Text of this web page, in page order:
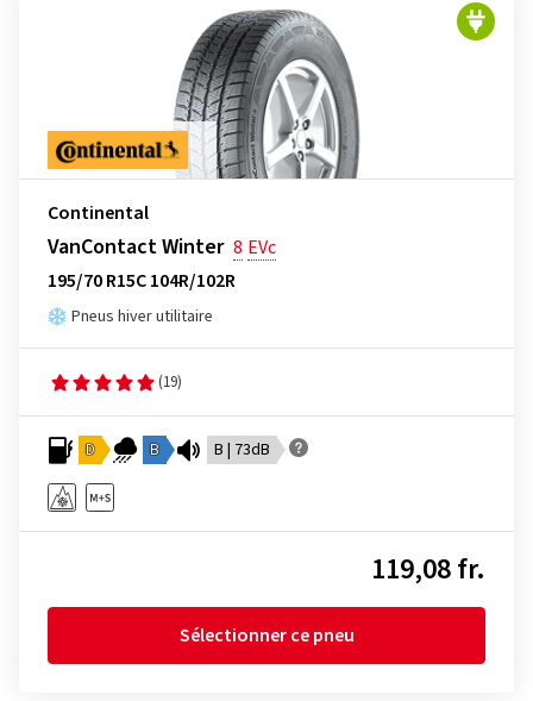
Continental
VanContact Winter 8 EVc
195/70 R15C 104R/102R
Pneus hiver utilitaire
(19)
D B B | 73dB
119,08 fr.
Sélectionner ce pneu